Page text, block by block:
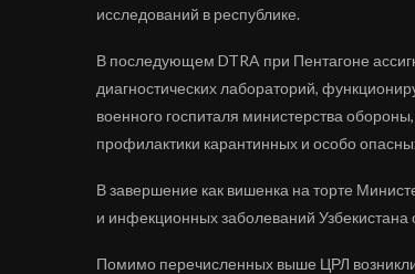
исследований в республике.
В последующем DTRA при Пентагоне
диагностических лабораторий,
военного госпиталя министерства
профилактики карантинных и особо
В завершение как вишенка на торте
и инфекционных заболеваний
Помимо перечисленных выше ЦРЛ